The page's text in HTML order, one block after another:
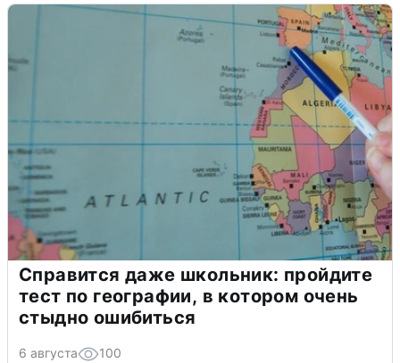
Справится даже школьник: пройдите
тест по географии, в котором очень
стыдно ошибиться
6 августа 100